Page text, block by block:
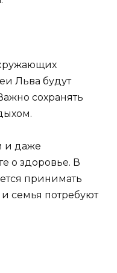
Льва будут
сохранять
и даже
о здоровье. В
принимать
семья потребуют